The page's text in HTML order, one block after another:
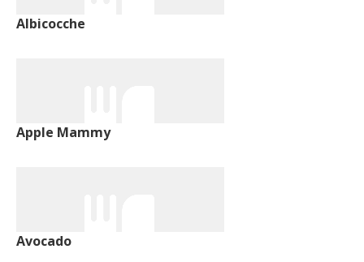
Albicocche
Apple Mammy
Avocado